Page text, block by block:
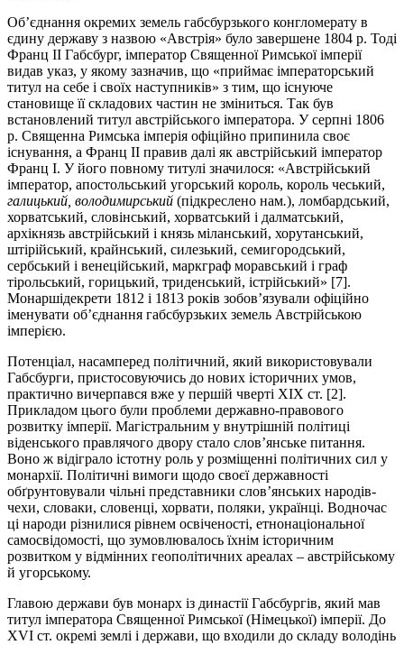
Об’єднання окремих земель габсбурзького конгломерату в
єдину державу з назвою «Австрія» було завершене 1804 р. Тоді
Франц ІІ Габсбург, імператор Священної Римської імперії
видав указ, у якому зазначив, що «приймає імператорський
титул на себе і своїх наступників» з тим, що існуюче
становище її складових частин не зміниться. Так був
встановлений титул австрійського імператора. У серпні 1806
р. Священна Римська імперія офіційно припинила своє
існування, а Франц ІІ правив далі як австрійський імператор
Франц І. У його повному титулі значилося: «Австрійський
імператор, апостольський угорський король, король чеський,
галицький, володимирський (підкреслено нам.), ломбардський,
хорватський, словінський, хорватський і далматський,
архікнязь австрійський і князь міланський, хорутанський,
штірійський, крайнський, силезький, семигородський,
сербський і венеційський, маркграф моравський і граф
тірольський, горицький, триденський, істрійський» [7].
Монаршідекрети 1812 і 1813 років зобов’язували офіційно
іменувати об’єднання габсбурзьких земель Австрійською
імперією.
Потенціал, насамперед політичний, який використовували
Габсбурги, пристосовуючись до нових історичних умов,
практично вичерпався вже у першій чверті ХІХ ст. [2].
Прикладом цього були проблеми державно-правового
розвитку імперії. Магістральним у внутрішній політиці
віденського правлячого двору стало слов’янське питання.
Воно ж відіграло істотну роль у розміщенні політичних сил у
монархії. Політичні вимоги щодо своєї державності
обґрунтовували чільні представники слов’янських народів-
чехи, словаки, словенці, хорвати, поляки, українці. Водночас
ці народи різнилися рівнем освіченості, етнонаціональної
самосвідомості, що зумовлювалось їхнім історичним
розвитком у відмінних геополітичних ареалах – австрійському
й угорському.
Главою держави був монарх із династії Габсбургів, який мав
титул імператора Священної Римської (Німецької) імперії. До
ХVІ ст. окремі землі і держави, що входили до складу володінь